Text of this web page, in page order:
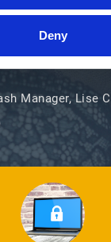
Deny
is en snel
Manager, Lise